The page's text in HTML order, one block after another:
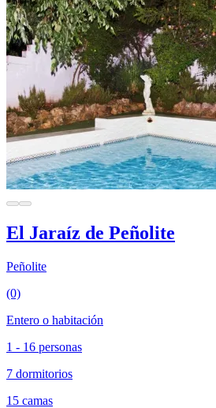
El Jaraíz de Peñolite
Peñolite
(0)
Entero o habitación
1 - 16 personas
7 dormitorios
15 camas